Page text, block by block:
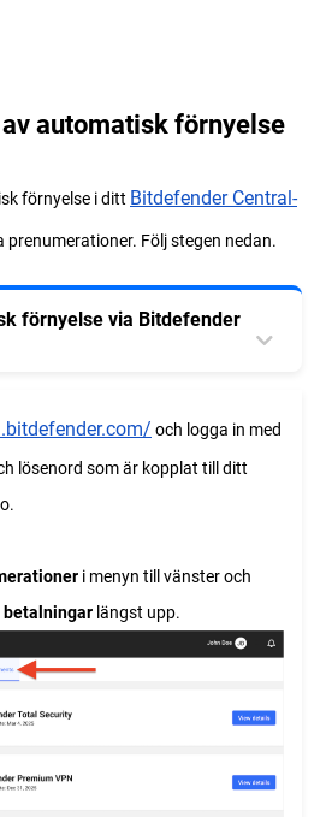
automatisk förnyelse
förnyelse i ditt Bitdefender Central-
prenumerationer. Följ stegen nedan.
förnyelse via Bitdefender
och logga in med
lösenord som är kopplat till ditt
i menyn till vänster och
betalningar längst upp.